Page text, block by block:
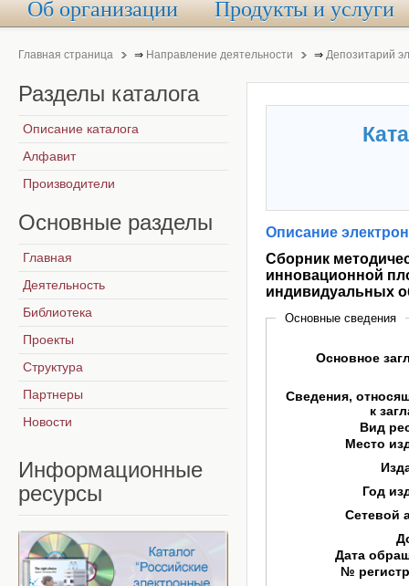
Об организации Продукты и услуги
Главная страница ⇒ Направление деятельности ⇒ Депозитарий
Описание
Сборник
инновационной
индивидуальных
Основные сведения
Основное
Сведения,
к
Вид
Место
Год
Сетевой
Дата
№
Разделы каталога
Описание каталога
Алфавит
Производители
Основные разделы
Главная
Деятельность
Библиотека
Проекты
Структура
Партнеры
Новости
Информационные
ресурсы